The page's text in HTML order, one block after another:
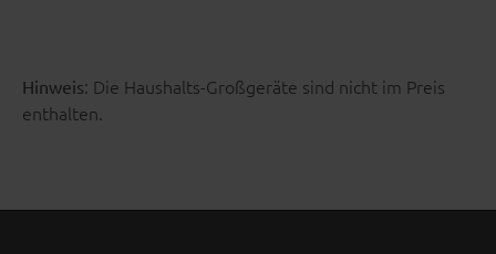
Hinweis: Die Haushalts-Großgeräte sind nicht im Preis
enthalten.